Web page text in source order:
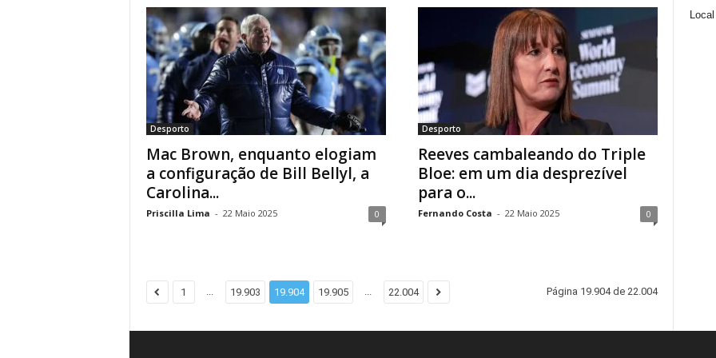
Desporto
Mac Brown, enquanto elogiam
a configuração de Bill Bellyl, a
Carolina...
Priscilla Lima - 22 Maio 2025 0
Desporto
Reeves cambaleando do Triple
Bloe: em um dia desprezível
para o...
Fernando Costa - 22 Maio 2025 0
1 ... 19.903 19.904 19.905 ... 22.004 Página 19.904 de 22.004
Local